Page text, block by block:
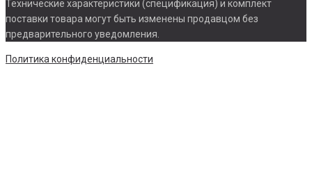
Технические характеристики (спецификация) и комплект
поставки товара могут быть изменены продавцом без
предварительного уведомления.
Политика конфиденциальности